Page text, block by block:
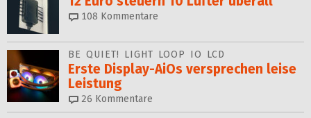
108 Kommentare
BE QUIET! LIGHT LOOP IO LCD
Erste Display-AiOs versprechen leise
Leistung
26 Kommentare